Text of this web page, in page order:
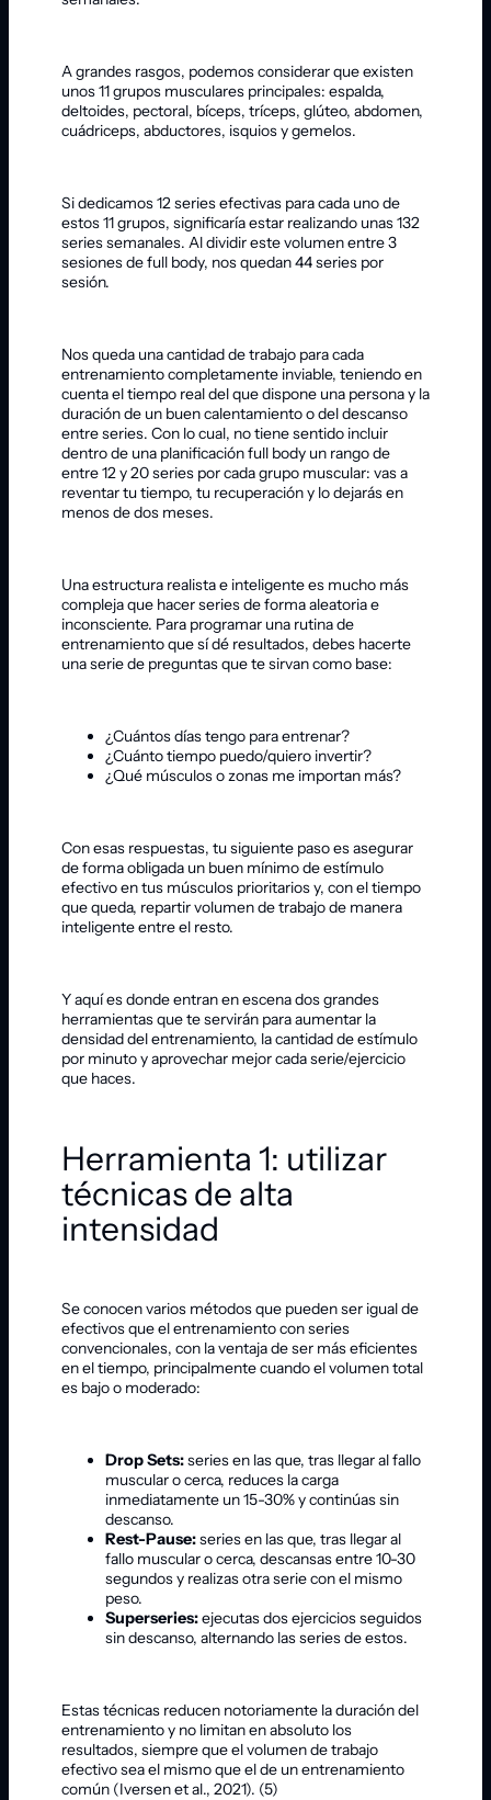
A grandes rasgos, podemos considerar que existen
unos 11 grupos musculares principales: espalda,
deltoides, pectoral, bíceps, tríceps, glúteo, abdomen,
cuádriceps, abductores, isquios y gemelos.
Si dedicamos 12 series efectivas para cada uno de
estos 11 grupos, significaría estar realizando unas 132
series semanales. Al dividir este volumen entre 3
sesiones de full body, nos quedan 44 series por
sesión.
Nos queda una cantidad de trabajo para cada
entrenamiento completamente inviable, teniendo en
cuenta el tiempo real del que dispone una persona y la
duración de un buen calentamiento o del descanso
entre series. Con lo cual, no tiene sentido incluir
dentro de una planificación full body un rango de
entre 12 y 20 series por cada grupo muscular: vas a
reventar tu tiempo, tu recuperación y lo dejarás en
menos de dos meses.
Una estructura realista e inteligente es mucho más
compleja que hacer series de forma aleatoria e
inconsciente. Para programar una rutina de
entrenamiento que sí dé resultados, debes hacerte
una serie de preguntas que te sirvan como base:
¿Cuántos días tengo para entrenar?
¿Cuánto tiempo puedo/quiero invertir?
¿Qué músculos o zonas me importan más?
Con esas respuestas, tu siguiente paso es asegurar
de forma obligada un buen mínimo de estímulo
efectivo en tus músculos prioritarios y, con el tiempo
que queda, repartir volumen de trabajo de manera
inteligente entre el resto.
Y aquí es donde entran en escena dos grandes
herramientas que te servirán para aumentar la
densidad del entrenamiento, la cantidad de estímulo
por minuto y aprovechar mejor cada serie/ejercicio
que haces.
Herramienta 1: utilizar
técnicas de alta
intensidad
Se conocen varios métodos que pueden ser igual de
efectivos que el entrenamiento con series
convencionales, con la ventaja de ser más eficientes
en el tiempo, principalmente cuando el volumen total
es bajo o moderado:
Drop Sets:series en las que, tras llegar al fallo
muscular o cerca, reduces la carga
inmediatamente un 15-30% y continúas sin
descanso.
Rest-Pause:series en las que, tras llegar al
fallo muscular o cerca, descansas entre 10-30
segundos y realizas otra serie con el mismo
peso.
Superseries:ejecutas dos ejercicios seguidos
sin descanso, alternando las series de estos.
Estas técnicas reducen notoriamente la duración del
entrenamiento y no limitan en absoluto los
resultados, siempre que el volumen de trabajo
efectivo sea el mismo que el de un entrenamiento
común (Iversen et al., 2021). (5)